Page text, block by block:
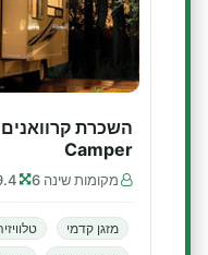
Camper
מקומות שינה 6 2.6 m
מזגן קדמי